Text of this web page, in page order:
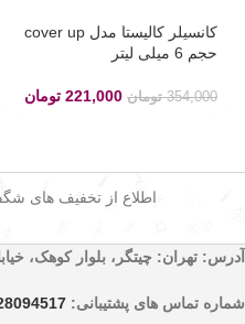
کانسیلر کالیستا مدل cover up
حجم 6 میلی لیتر
354,000 تومان 221,000 تومان
اطلاع از تخفیف های
آدرس: تهران: چیتگر، بلوار کوهک،
شماره تماس های پشتیبانی: